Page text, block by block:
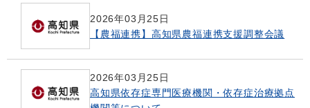
2026年03月25日
【農福連携】高知県農福連携支援調整会議
2026年03月25日
高知県依存症専門医療機関・依存症治療拠点